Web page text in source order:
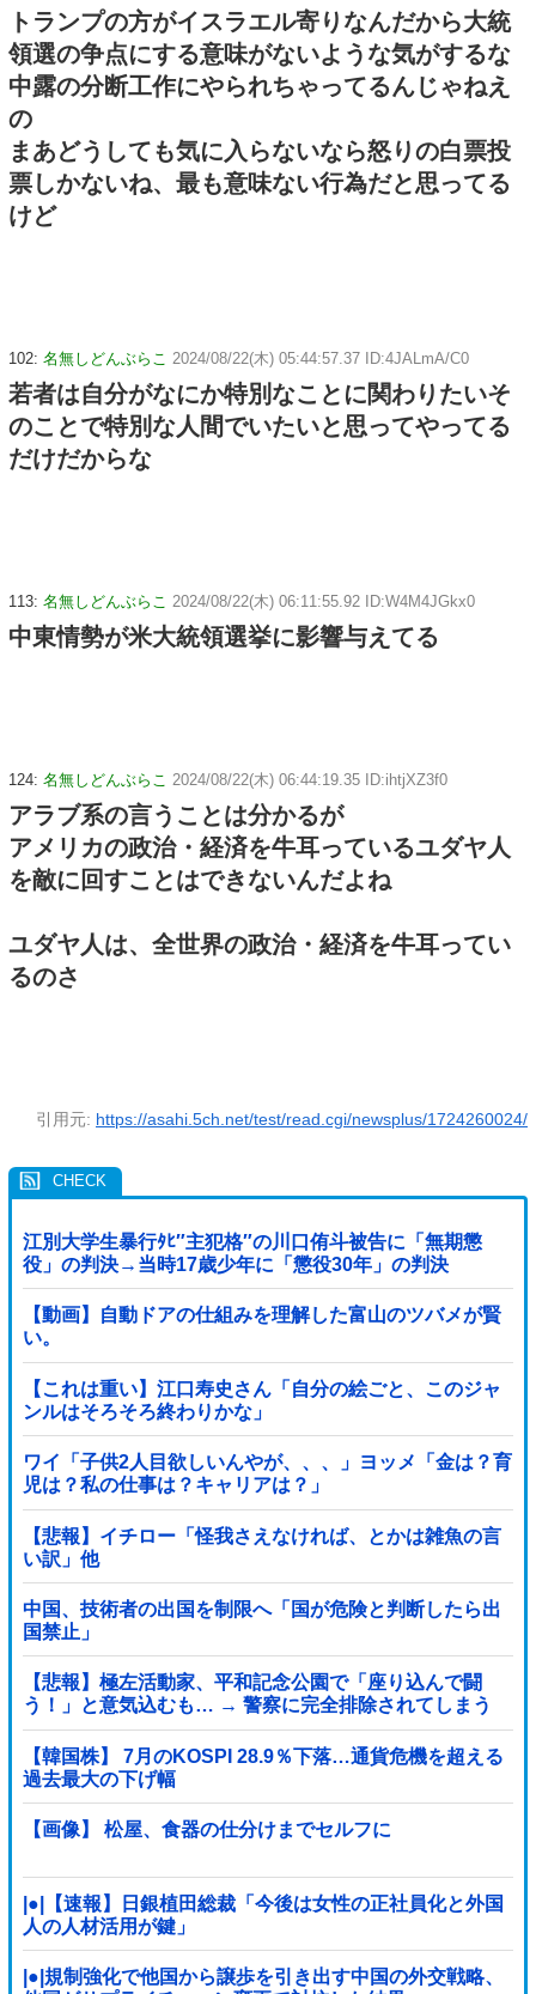
トランプの方がイスラエル寄りなんだから大統
領選の争点にする意味がないような気がするな
中露の分断工作にやられちゃってるんじゃねえ
の
まあどうしても気に入らないなら怒りの白票投
票しかないね、最も意味ない行為だと思ってる
けど
102: 名無しどんぶらこ 2024/08/22(木) 05:44:57.37 ID:4JALmA/C0
若者は自分がなにか特別なことに関わりたいそ
のことで特別な人間でいたいと思ってやってる
だけだからな
113: 名無しどんぶらこ 2024/08/22(木) 06:11:55.92 ID:W4M4JGkx0
中東情勢が米大統領選挙に影響与えてる
124: 名無しどんぶらこ 2024/08/22(木) 06:44:19.35 ID:ihtjXZ3f0
アラブ系の言うことは分かるが
アメリカの政治・経済を牛耳っているユダヤ人
を敵に回すことはできないんだよね
ユダヤ人は、全世界の政治・経済を牛耳ってい
るのさ
引用元: https://asahi.5ch.net/test/read.cgi/newsplus/1724260024/
江別大学生暴行ﾀﾋ″主犯格″の川口侑斗被告に「無期懲
役」の判決→当時17歳少年に「懲役30年」の判決
【動画】自動ドアの仕組みを理解した富山のツバメが賢
い。
【これは重い】江口寿史さん「自分の絵ごと、このジャ
ンルはそろそろ終わりかな」
ワイ「子供2人目欲しいんやが、、、」ヨッメ「金は？育
児は？私の仕事は？キャリアは？」
【悲報】イチロー「怪我さえなければ、とかは雑魚の言
い訳」他
中国、技術者の出国を制限へ「国が危険と判断したら出
国禁止」
【悲報】極左活動家、平和記念公園で「座り込んで闘
う！」と意気込むも… → 警察に完全排除されてしまう
………
【韓国株】 7月のKOSPI 28.9％下落…通貨危機を超える
過去最大の下げ幅
【画像】 松屋、食器の仕分けまでセルフに
|●|【速報】日銀植田総裁「今後は女性の正社員化と外国
人の人材活用が鍵」
|●|規制強化で他国から譲歩を引き出す中国の外交戦略、